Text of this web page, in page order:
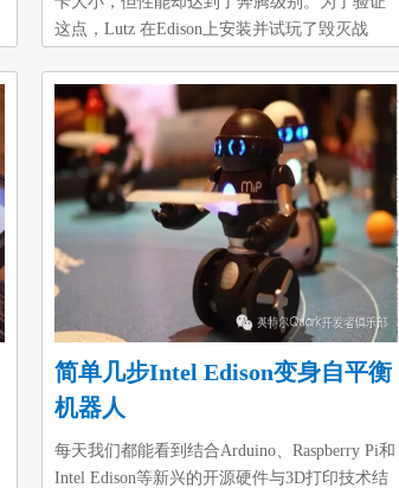
这点，Lutz 在Edison上安装并试玩了毁灭战
同学可能不太了解这款游戏，但是这款游戏流
畅的动作画面和震撼的视觉冲击感，绝对是开
创了游戏界崭新的历史。为了能试玩这款游
戏，Lutz 必须要解决2个问题：安装TFT显示器
驱动和输出声音。视频输出解决方案连接TFT
显示器和intel Edison因为当时还没有现成的驱
动可用，所以需要给显示器编写一套驱动程
序，这是一项相当费时费力的
简单几步Intel Edison变身自平衡
机器人
每天我们都能看到结合Arduino、Raspberry Pi和
Intel Edison等新兴的开源硬件与3D打印技术结